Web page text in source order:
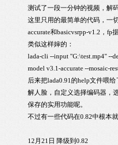
测试了一段一分钟的视频，解
这里只用的最简单的代码，一
accurate和basicvsrpp-v1.2， fp
类似这样婶的：
lada-cli --input "G:\test.mp4" --
model v3.1-accurate --mosaic-
后来把lada0.91的help文件喂
解人脸，自定义选择编码器，
保存的实用功能呢。
不过有一些代码在0.82中根本
12月21日 降级到0.82